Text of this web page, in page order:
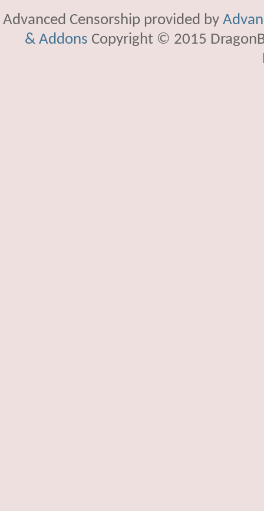
Advanced Censorship provided by
& Addons Copyright © 2015